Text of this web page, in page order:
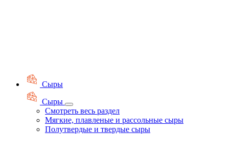
Сыры
Сыры
Смотреть весь раздел
Мягкие, плавленые и рассольные сыры
Полутвердые и твердые сыры